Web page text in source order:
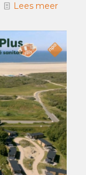
Lees meer